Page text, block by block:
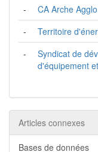
-
CA Arche Agglo
-
Territoire
-
Syndicat de
d'équipement
Articles connexes
Bases de données